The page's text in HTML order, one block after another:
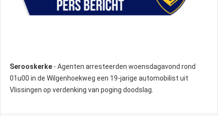
Serooskerke - Agenten arresteerden woensdagavond rond
01u00 in de Wilgenhoekweg een 19-jarige automobilist uit
Vlissingen op verdenking van poging doodslag.